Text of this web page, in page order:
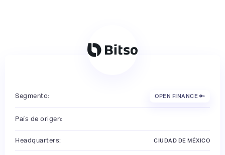
Segmento: OPEN FINANCE 🔑
País de origen:
Headquarters: CIUDAD DE MÉXICO